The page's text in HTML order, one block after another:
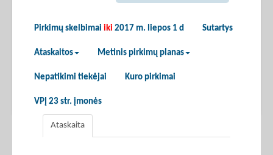
Pirkimų skelbimai iki 2017 m. liepos 1 d Sutartys
Ataskaitos Metinis pirkimų planas
Nepatikimi tiekėjai Kuro pirkimai
VPĮ 23 str. įmonės
Ataskaita